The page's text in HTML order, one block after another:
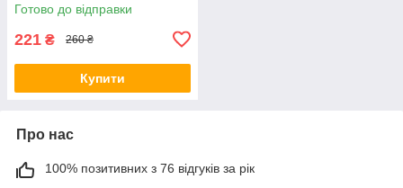
Готово до відправки
221 ₴ 260 ₴
Купити
Про нас
100% позитивних з 76 відгуків за рік